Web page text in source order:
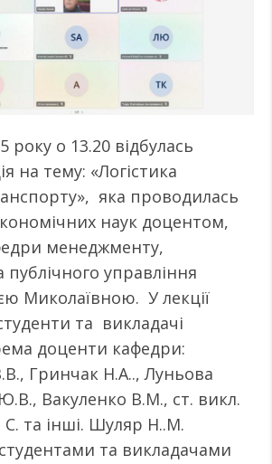
року о 13.20 відбулась
на тему: «Логістика
яка проводилась
наук доцентом,
менеджменту,
публічного управління
Миколаївною. У лекції
та викладачі
доценти кафедри:
Гринчак Н.А.., Луньова
Вакуленко В.М., ст. викл.
С. та інші. Шуляр Н..М.
студентами та викладачами